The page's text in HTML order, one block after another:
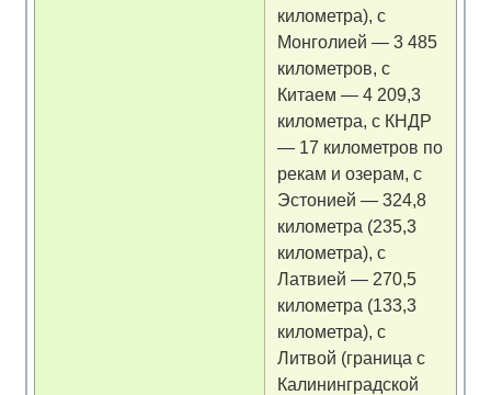
километра), с
Монголией — 3 485
километров, с
Китаем — 4 209,3
километра, с КНДР
— 17 километров по
рекам и озерам, с
Эстонией — 324,8
километра (235,3
километра), с
Латвией — 270,5
километра (133,3
километра), с
Литвой (граница с
Калининградской